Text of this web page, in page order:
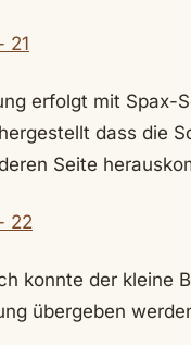
erfolgt mit Spax-
dass die
Seite
konnte der kleine
übergeben